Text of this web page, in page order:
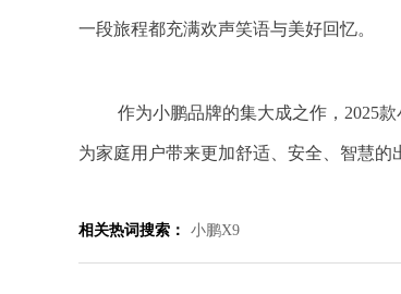
一段旅程都充满欢声笑语与美好回忆。
作为小鹏品牌的集大成之作，2025
为家庭用户带来更加舒适、安全、智慧的
相关热词搜索： 小鹏X9